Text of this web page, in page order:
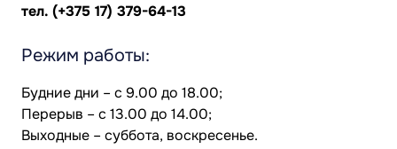
тел. (+375 17) 379-64-13
Режим работы:
Будние дни – с 9.00 до 18.00;
Перерыв – с 13.00 до 14.00;
Выходные – суббота, воскресенье.